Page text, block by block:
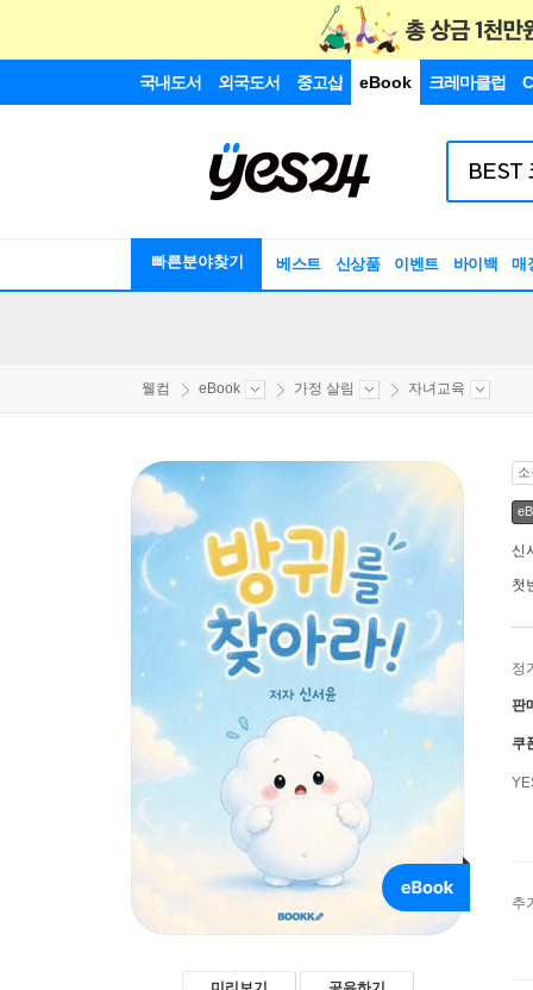
국내도서 외국도서 중고샵 eBook 크레마클럽
빠른분야찾기 베스트 신상품 이벤트 바이백 매
웰컴 eBook 가정 살림 자녀교육
신
첫
정
판
쿠
추